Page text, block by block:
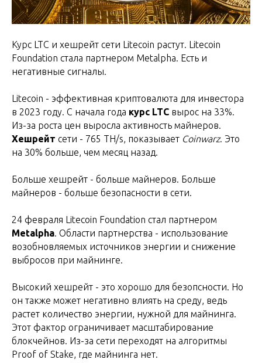
Курс LTC и хешрейт сети Litecoin растут. Litecoin
Foundation стала партнером Metalpha. Есть и
негативные сигналы.
Litecoin - эффективная криптовалюта для инвестора
в 2023 году. С начала года курс LTC вырос на 33%.
Из-за роста цен выросла активность майнеров.
Хешрейт сети - 765 TH/s, показывает Coinwarz. Это
на 30% больше, чем месяц назад.
Больше хешрейт - больше майнеров. Больше
майнеров - больше безопасности в сети.
24 февраля Litecoin Foundation стал партнером
Metalpha. Области партнерства - использование
возобновляемых источников энергии и снижение
выбросов при майнинге.
Высокий хешрейт - это хорошо для безопсности. Но
он также может негативно влиять на среду, ведь
растет количество энергии, нужной для майнинга.
Этот фактор ограничивает масштабирование
блокчейнов. Из-за сети переходят на алгоритмы
Proof of Stake, где майнинга нет.